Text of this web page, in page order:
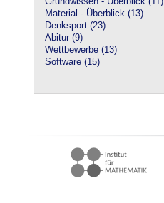
Material - Überblick (13)
Denksport (23)
Abitur (9)
Wettbewerbe (13)
Software (15)